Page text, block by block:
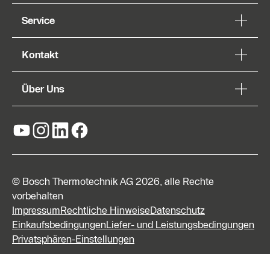
Service
Kontakt
Über Uns
© Bosch Thermotechnik AG 2026, alle Rechte
vorbehalten
ImpressumRechtliche HinweiseDatenschutz
EinkaufsbedingungenLiefer- und Leistungsbedingungen
Privatsphären-Einstellungen